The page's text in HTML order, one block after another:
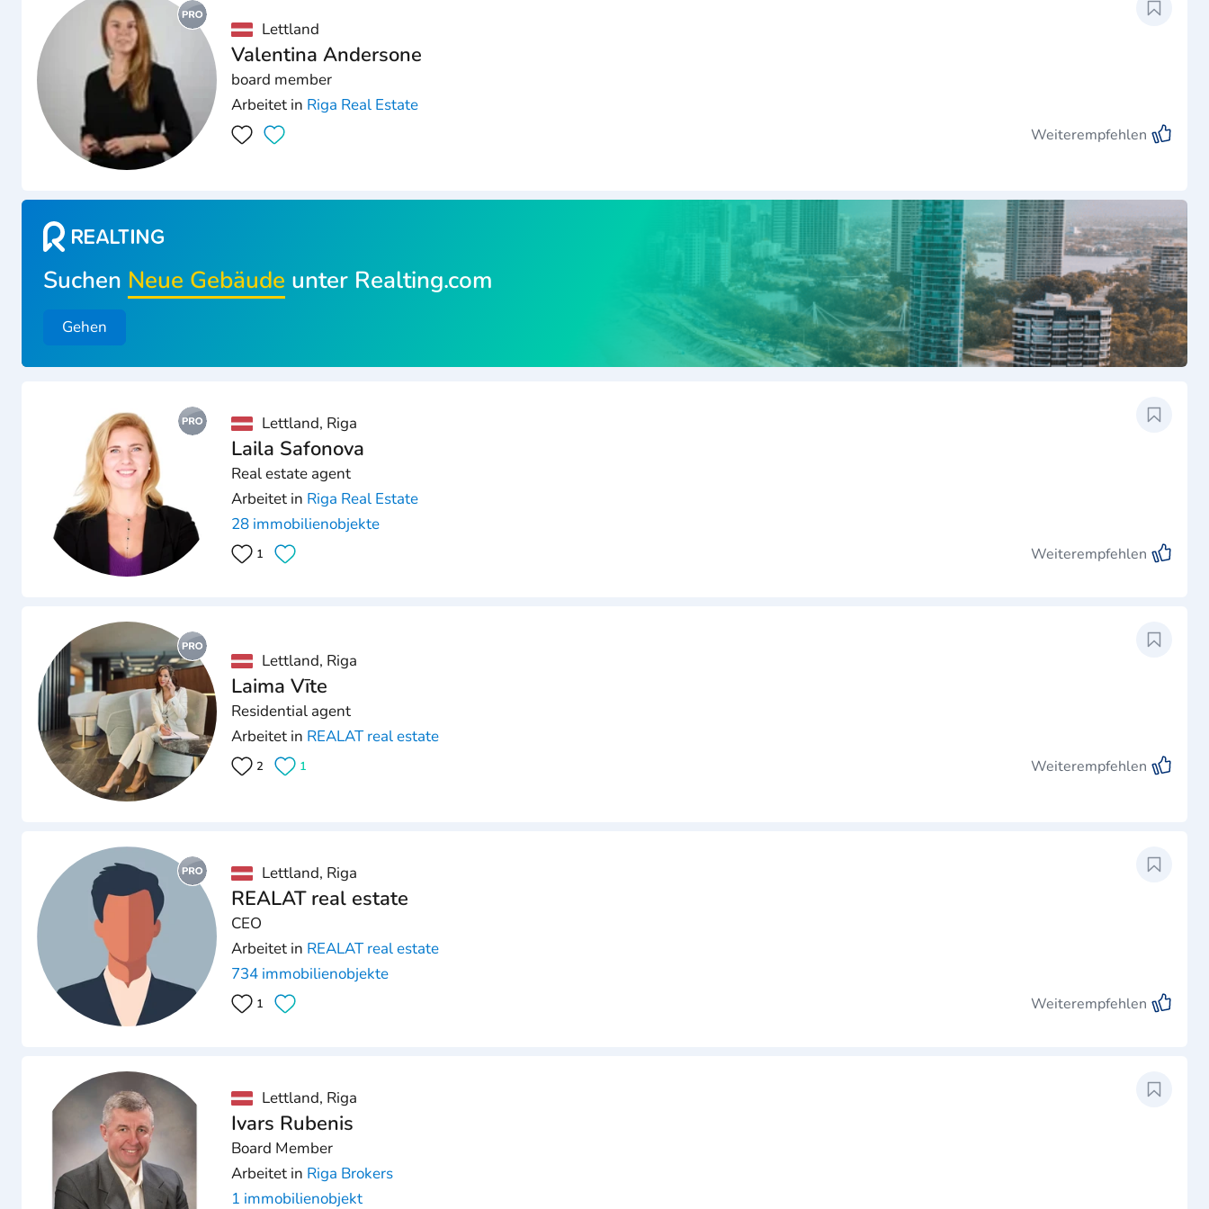
Lettland
Valentina Andersone
board member
Arbeitet in Riga Real Estate
Weiterempfehlen
Suchen Neue Gebäude unter Realting.com
Gehen
Lettland, Riga
Laila Safonova
Real estate agent
Arbeitet in Riga Real Estate
28 immobilienobjekte
1 Weiterempfehlen
Lettland, Riga
Laima Vīte
Residential agent
Arbeitet in REALAT real estate
2 1 Weiterempfehlen
Lettland, Riga
REALAT real estate
CEO
Arbeitet in REALAT real estate
734 immobilienobjekte
1 Weiterempfehlen
Lettland, Riga
Ivars Rubenis
Board Member
Arbeitet in Riga Brokers
1 immobilienobjekt